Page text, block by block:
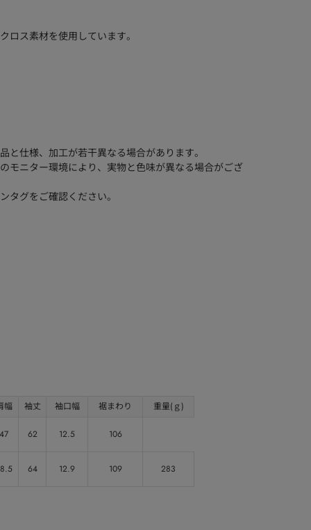
ロス素材を使用しています。
仕様、加工が若干異なる場合があります。
モニター環境により、実物と色味が異なる場合がござ
グをご確認ください。
幅 袖丈 袖口幅 裾まわり 重量(ｇ)
47 62 12.5 106
64 12.9 109 283